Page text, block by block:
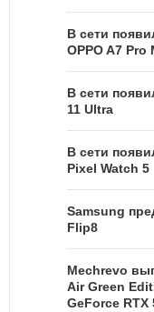
В сети
OPPO A7 Pro
В сети
11 Ultra
В сети
Pixel Watch 5
Samsung
Flip8
Mechrevo
Air Green
GeForce RTX